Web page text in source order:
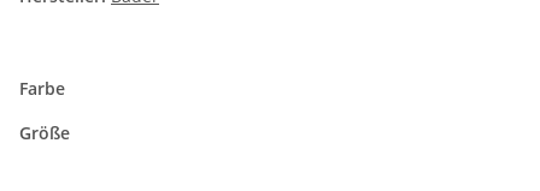
Farbe
Größe